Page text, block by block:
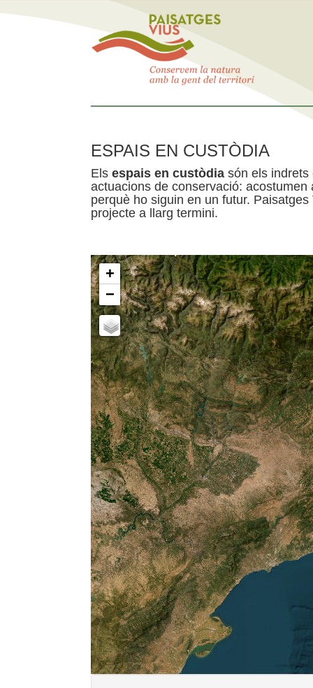
ESPAIS EN CUSTÒDIA
Els espais en custòdia són els indrets
actuacions de conservació:
perquè ho siguin en un futur.
projecte a llarg termini.
+
−